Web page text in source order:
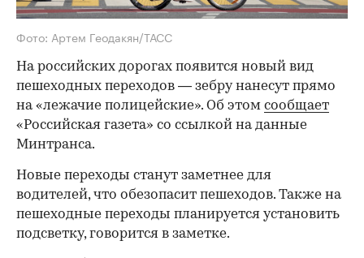
Фото: Артем Геодакян/ТАСС
На российских дорогах появится новый вид
пешеходных переходов — зебру нанесут прямо
на «лежачие полицейские». Об этом сообщает
«Российская газета» со ссылкой на данные
Минтранса.
Новые переходы станут заметнее для
водителей, что обезопасит пешеходов. Также на
пешеходные переходы планируется установить
подсветку, говорится в заметке.